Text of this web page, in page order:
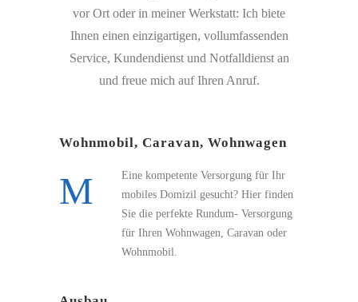
vor Ort oder in meiner Werkstatt: Ich biete
Ihnen einen einzigartigen, vollumfassenden
Service, Kundendienst und Notfalldienst an
und freue mich auf Ihren Anruf.
Wohnmobil, Caravan, Wohnwagen
Eine kompetente Versorgung für Ihr
mobiles Domizil gesucht? Hier finden
Sie die perfekte Rundum- Versorgung
für Ihren Wohnwagen, Caravan oder
Wohnmobil.